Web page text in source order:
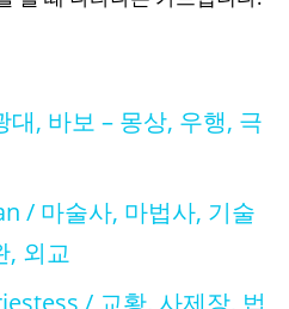
대, 바보 – 몽상, 우행, 극
/ 마술사, 마법사, 기술
, 외교